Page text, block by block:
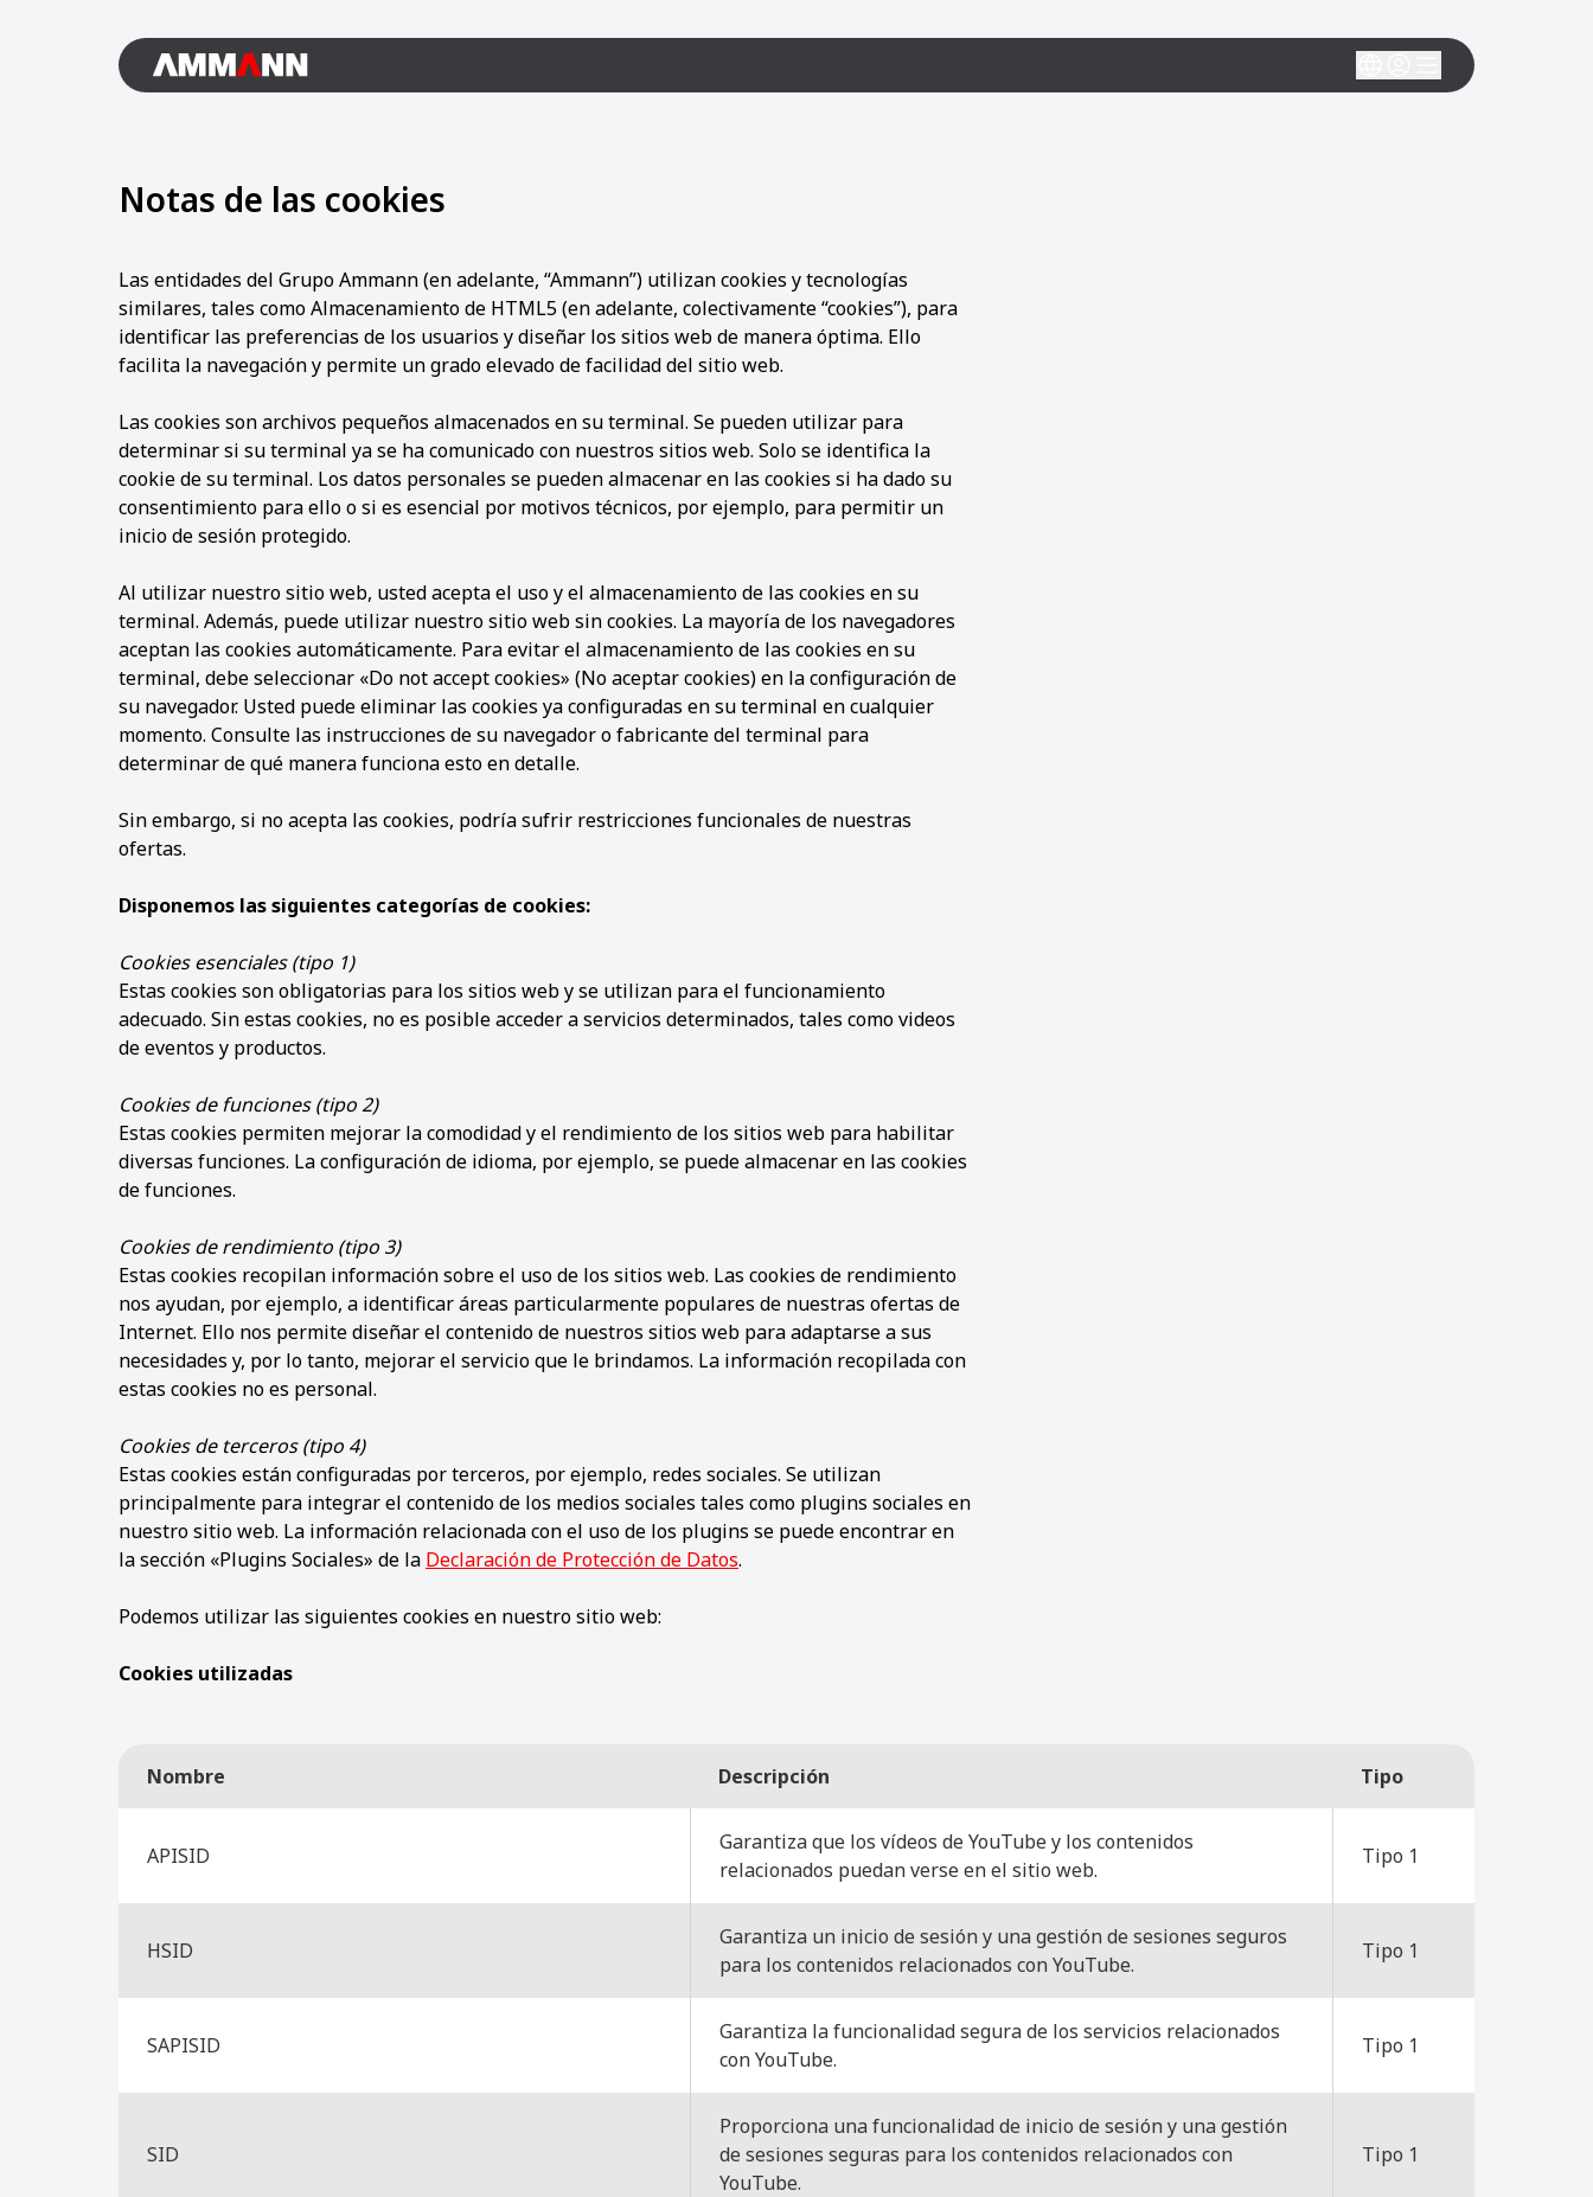
Notas de las cookies
Las entidades del Grupo Ammann (en adelante, “Ammann”) utilizan cookies y tecnologías
similares, tales como Almacenamiento de HTML5 (en adelante, colectivamente “cookies”), para
identificar las preferencias de los usuarios y diseñar los sitios web de manera óptima. Ello
facilita la navegación y permite un grado elevado de facilidad del sitio web.
Las cookies son archivos pequeños almacenados en su terminal. Se pueden utilizar para
determinar si su terminal ya se ha comunicado con nuestros sitios web. Solo se identifica la
cookie de su terminal. Los datos personales se pueden almacenar en las cookies si ha dado su
consentimiento para ello o si es esencial por motivos técnicos, por ejemplo, para permitir un
inicio de sesión protegido.
Al utilizar nuestro sitio web, usted acepta el uso y el almacenamiento de las cookies en su
terminal. Además, puede utilizar nuestro sitio web sin cookies. La mayoría de los navegadores
aceptan las cookies automáticamente. Para evitar el almacenamiento de las cookies en su
terminal, debe seleccionar «Do not accept cookies» (No aceptar cookies) en la configuración de
su navegador. Usted puede eliminar las cookies ya configuradas en su terminal en cualquier
momento. Consulte las instrucciones de su navegador o fabricante del terminal para
determinar de qué manera funciona esto en detalle.
Sin embargo, si no acepta las cookies, podría sufrir restricciones funcionales de nuestras
ofertas.
Disponemos las siguientes categorías de cookies:
Cookies esenciales (tipo 1)
Estas cookies son obligatorias para los sitios web y se utilizan para el funcionamiento
adecuado. Sin estas cookies, no es posible acceder a servicios determinados, tales como videos
de eventos y productos.
Cookies de funciones (tipo 2)
Estas cookies permiten mejorar la comodidad y el rendimiento de los sitios web para habilitar
diversas funciones. La configuración de idioma, por ejemplo, se puede almacenar en las cookies
de funciones.
Cookies de rendimiento (tipo 3)
Estas cookies recopilan información sobre el uso de los sitios web. Las cookies de rendimiento
nos ayudan, por ejemplo, a identificar áreas particularmente populares de nuestras ofertas de
Internet. Ello nos permite diseñar el contenido de nuestros sitios web para adaptarse a sus
necesidades y, por lo tanto, mejorar el servicio que le brindamos. La información recopilada con
estas cookies no es personal.
Cookies de terceros (tipo 4)
Estas cookies están configuradas por terceros, por ejemplo, redes sociales. Se utilizan
principalmente para integrar el contenido de los medios sociales tales como plugins sociales en
nuestro sitio web. La información relacionada con el uso de los plugins se puede encontrar en
la sección «Plugins Sociales» de la Declaración de Protección de Datos.
Podemos utilizar las siguientes cookies en nuestro sitio web:
Cookies utilizadas
Nombre Descripción Tipo
APISID
Garantiza que los vídeos de YouTube y los contenidos
relacionados puedan verse en el sitio web.
Tipo 1
HSID
Garantiza un inicio de sesión y una gestión de sesiones seguros
para los contenidos relacionados con YouTube.
Tipo 1
SAPISID
Garantiza la funcionalidad segura de los servicios relacionados
con YouTube.
Tipo 1
SID
Proporciona una funcionalidad de inicio de sesión y una gestión
de sesiones seguras para los contenidos relacionados con
YouTube.
Tipo 1